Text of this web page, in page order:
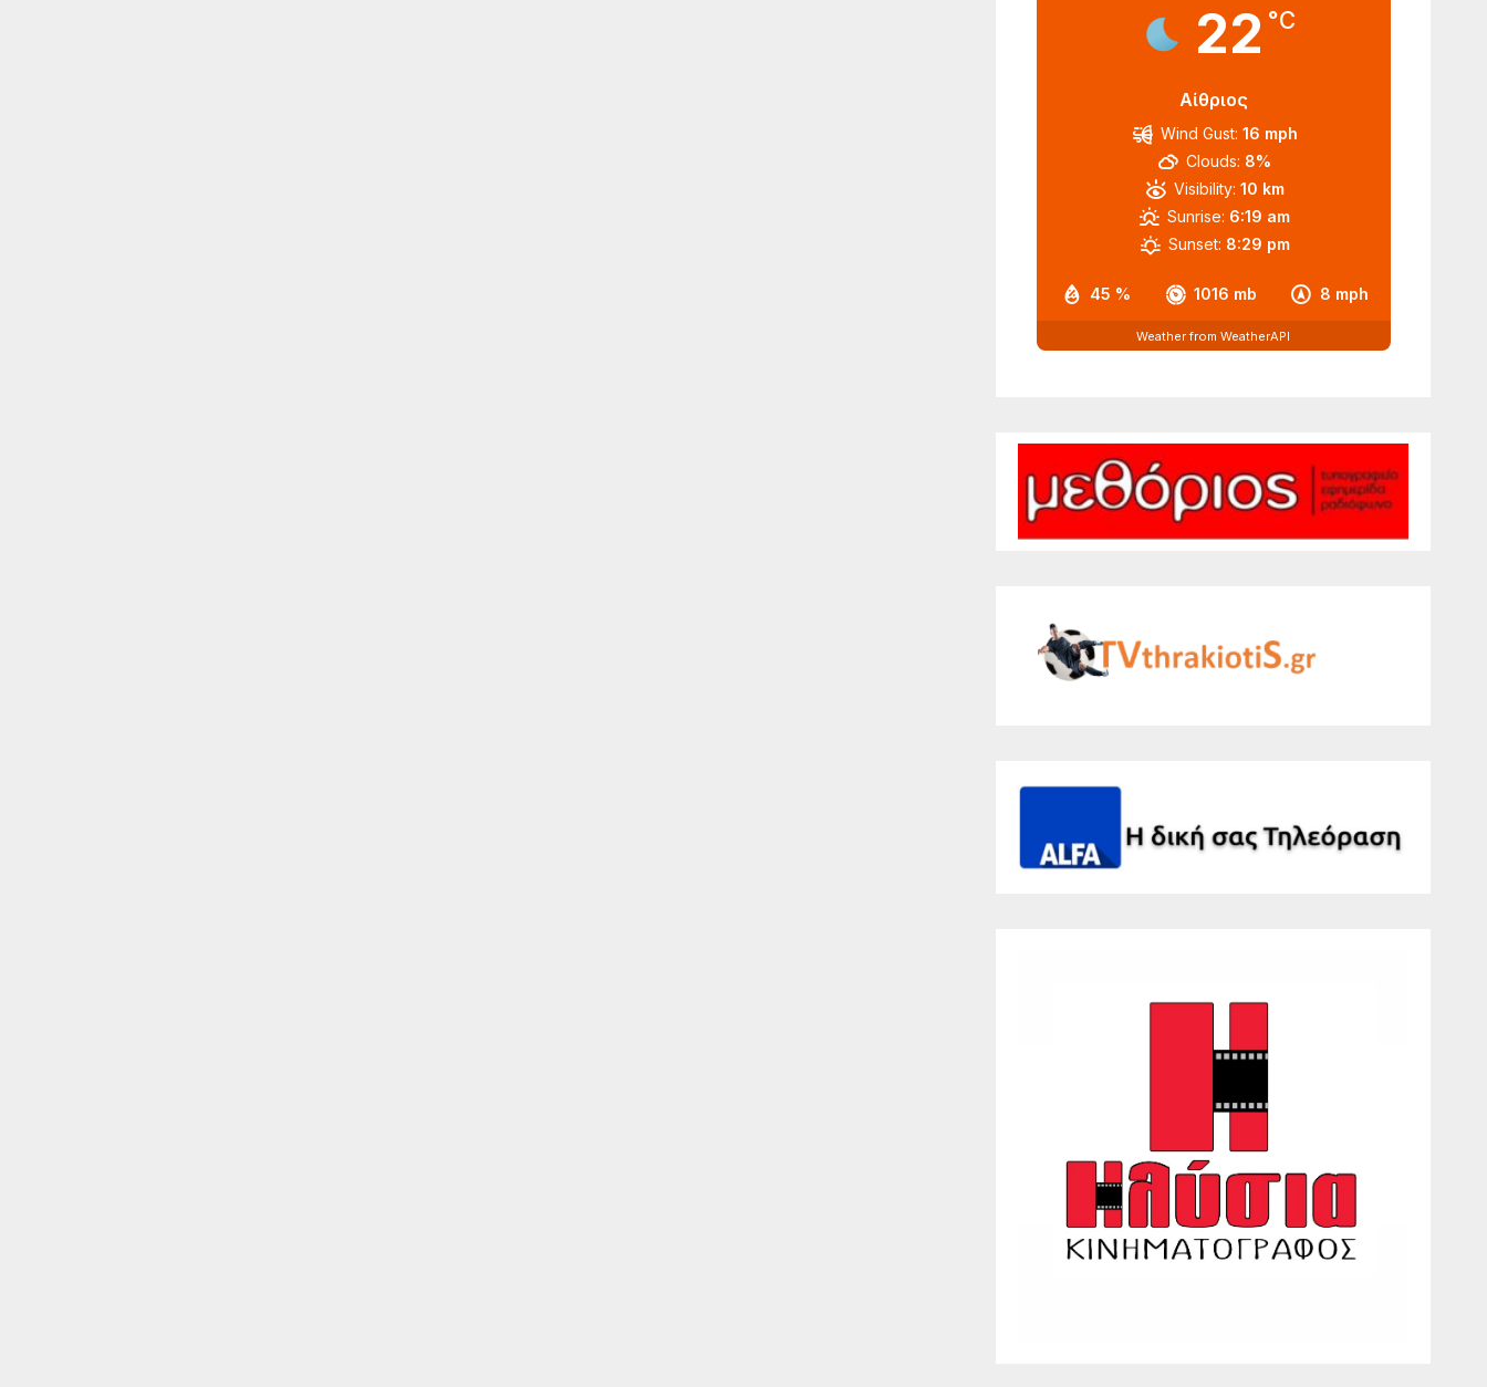
22 °C
Αίθριος
45 % 1016 mb 8 mph
Wind Gust: 16 mph
Clouds: 8%
Visibility: 10 km
Sunrise: 6:19 am
Sunset: 8:29 pm
Weather from WeatherAPI